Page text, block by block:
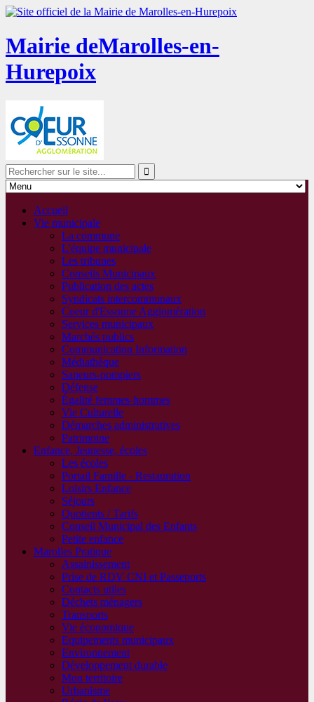
Mairie deMarolles-en-
Hurepoix
Accueil
Vie municipale
La commune
L'équipe municipale
Les tribunes
Conseils Municipaux
Publication des actes
Syndicats intercommunaux
Coeur d'Essonne Agglomération
Services municipaux
Marchés publics
Communication Information
Médiathèque
Sapeurs-pompiers
Défense
Égalité femmes-hommes
Vie Culturelle
Démarches administratives
Patrimoine
Enfance, Jeunesse, écoles
Les écoles
Portail Famille - Restauration
Loisirs Enfance
Séjours
Quotients / Tarifs
Conseil Municipal des Enfants
Petite enfance
Marolles Pratique
Assainissement
Prise de RDV CNI et Passeports
Contacts utiles
Déchets ménagers
Transports
Vie économique
Equipements municipaux
Environnement
Développement durable
Mon territoire
Urbanisme